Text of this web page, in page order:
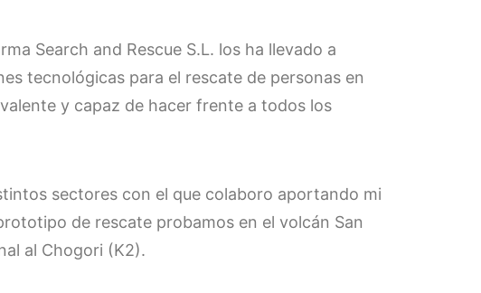
Search and Rescue S.L. los ha llevado a
tecnológicas para el rescate de personas en
y capaz de hacer frente a todos los
sectores con el que colaboro aportando mi
de rescate probamos en el volcán San
al Chogori (K2).